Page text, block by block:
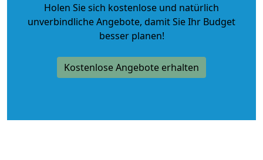
Holen Sie sich kostenlose und natürlich
unverbindliche Angebote, damit Sie Ihr Budget
besser planen!
Kostenlose Angebote erhalten